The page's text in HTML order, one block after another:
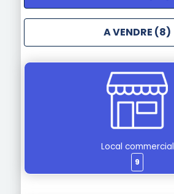
A VENDRE (8)
Local commercial
9